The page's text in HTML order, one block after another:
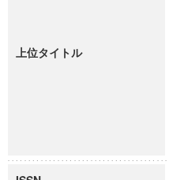
上位タイトル